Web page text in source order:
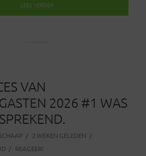
LEES VERDER
VAN
2026 #1 WAS
2 WEKEN GELEDEN
REAGEER!